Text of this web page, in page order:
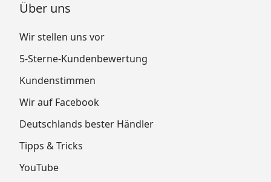
Über uns
Wir stellen uns vor
5-Sterne-Kundenbewertung
Kundenstimmen
Wir auf Facebook
Deutschlands bester Händler
Tipps & Tricks
YouTube